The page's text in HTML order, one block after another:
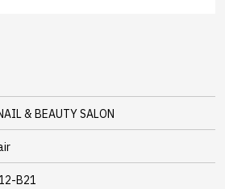
& BEAUTY SALON
B21